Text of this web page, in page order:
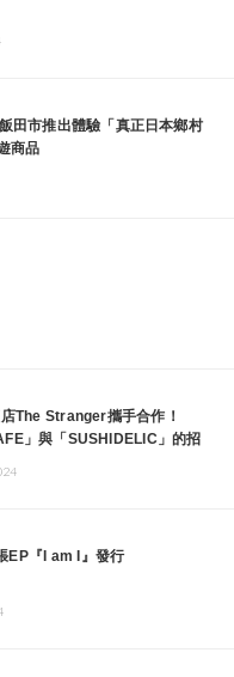
田市推出體驗「真正日本鄉村
商品
The Stranger攜手合作！
」與「SUSHIDELIC」的招
EP『I am I』發行